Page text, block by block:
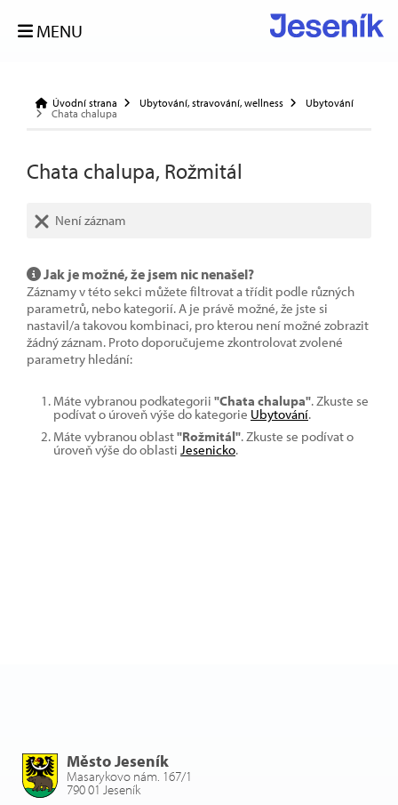
MENU
Úvodní strana Ubytování, stravování, wellness
Ubytování
Chata chalupa
Chata chalupa, Rožmitál
Není záznam
Jak je možné, že jsem nic nenašel?
Záznamy v této sekci můžete filtrovat a třídit podle různých
parametrů, nebo kategorií. A je právě možné, že jste si
nastavil/a takovou kombinaci, pro kterou není možné zobrazit
žádný záznam. Proto doporučujeme zkontrolovat zvolené
parametry hledání:
Máte vybranou podkategorii "Chata chalupa". Zkuste se
podívat o úroveň výše do kategorie Ubytování.
Máte vybranou oblast"Rožmitál". Zkuste se podívat o
úroveň výše do oblasti Jesenicko.
Město Jeseník
Masarykovo nám. 167/1
790 01 Jeseník